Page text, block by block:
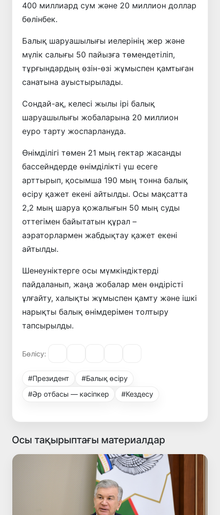
400 миллиард сум және 20 миллион доллар
бөлінбек.
Балық шаруашылығы иелерінің жер және
мүлік салығы 50 пайызға төмендетіліп,
тұрғындардың өзін-өзі жұмыспен қамтыған
санатына ауыстырылады.
Сондай-ақ, келесі жылы ірі балық
шаруашылығы жобаларына 20 миллион
еуро тарту жоспарлануда.
Өнімділігі төмен 21 мың гектар жасанды
бассейндерде өнімділікті үш есеге
арттырып, қосымша 190 мың тонна балық
өсіру қажет екені айтылды. Осы мақсатта
2,2 мың шаруа қожалығын 50 мың суды
оттегімен байытатын құрал –
аэраторлармен жабдықтау қажет екені
айтылды.
Шенеуніктерге осы мүмкіндіктерді
пайдаланып, жаңа жобалар мен өндірісті
ұлғайту, халықты жұмыспен қамту және ішкі
нарықты балық өнімдерімен толтыру
тапсырылды.
Бөлісу:
#Президент
#Балық өсіру
#Әр отбасы — кәсіпкер
#Кездесу
Осы тақырыптағы материалдар